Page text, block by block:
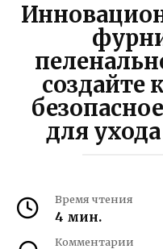
создайте
для
Время чтения
4 мин.
Комментарии